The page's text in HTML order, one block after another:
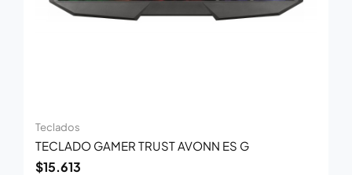
Teclados
TECLADO GAMER TRUST AVONN ES G
$15.613